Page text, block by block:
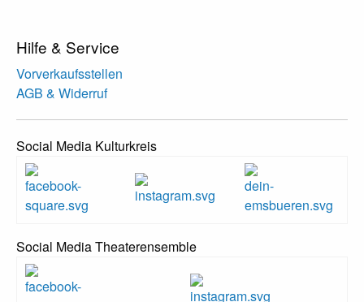
Hilfe & Service
Vorverkaufsstellen
AGB & Widerruf
Social Media Kulturkreis
Social Media Theaterensemble